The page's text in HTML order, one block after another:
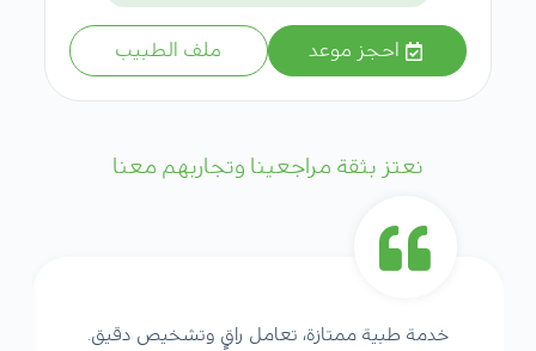
احجز موعد ملف الطبيب
نعتز بثقة مراجعينا وتجاربهم معنا
خدمة طبية ممتازة، تعامل راقٍ وتشخيص دقيق.